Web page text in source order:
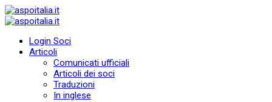
Login Soci
Articoli
Comunicati ufficiali
Articoli dei soci
Traduzioni
In inglese